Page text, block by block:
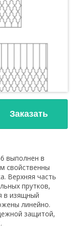
Заказать
выполнен в
свойственны
Верхняя часть
прутков,
в изящный
линейно.
защитой,